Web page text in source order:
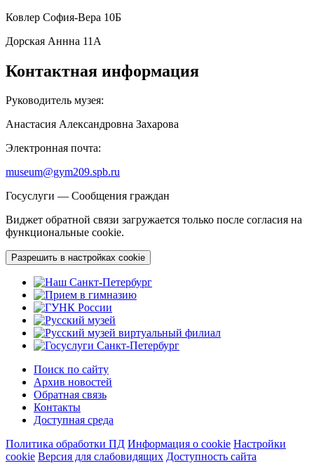
Ковлер София-Вера 10Б
Дорская Аннна 11А
Контактная информация
Руководитель музея:
Анастасия Александровна Захарова
Электронная почта:
museum@gym209.spb.ru
Госуслуги — Сообщения граждан
Виджет обратной связи загружается только после согласия на
функциональные cookie.
Разрешить в настройках cookie
Поиск по сайту
Архив новостей
Обратная связь
Контакты
Доступная среда
Политика обработки ПД Информация о cookie Настройки
cookie Версия для слабовидящих Доступность сайта